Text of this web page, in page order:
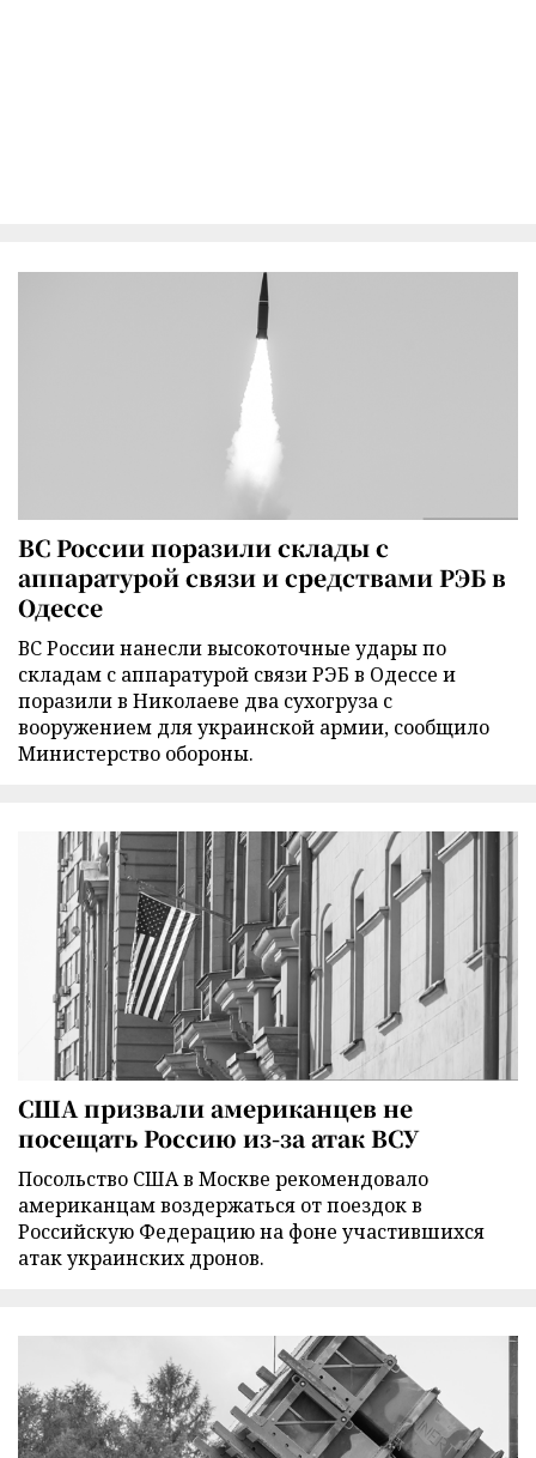
ВС России поразили склады с
аппаратурой связи и средствами РЭБ в
Одессе
ВС России нанесли высокоточные удары по
складам с аппаратурой связи РЭБ в Одессе и
поразили в Николаеве два сухогруза с
вооружением для украинской армии, сообщило
Министерство обороны.
США призвали американцев не
посещать Россию из-за атак ВСУ
Посольство США в Москве рекомендовало
американцам воздержаться от поездок в
Российскую Федерацию на фоне участившихся
атак украинских дронов.